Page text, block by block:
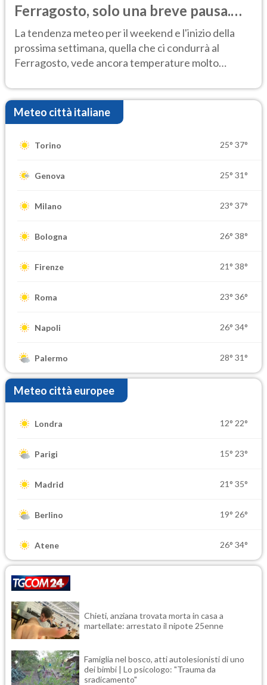
Ferragosto, solo una breve pausa.
Ecco dove
La tendenza meteo per il weekend e l'inizio della
prossima settimana, quella che ci condurrà al
Ferragosto, vede ancora temperature molto
Meteo città italiane
Torino 25° 37°
Genova 25° 31°
Milano 23° 37°
Bologna 26° 38°
Firenze 21° 38°
Roma 23° 36°
Napoli 26° 34°
Palermo 28° 31°
Meteo città europee
Londra 12° 22°
Parigi 15° 23°
Madrid 21° 35°
Berlino 19° 26°
Atene 26° 34°
Chieti, anziana trovata morta in casa a
martellate: arrestato il nipote 25enne
Famiglia nel bosco, atti autolesionisti di uno
dei bimbi | Lo psicologo: "Trauma da
sradicamento"